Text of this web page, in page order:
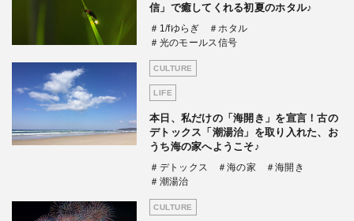
信」で癒してくれる初夏のホタル♪
＃1/fゆらぎ
＃ホタル
＃光のモールス信号
CULTURE
LIFE
本日、私だけの「海開き」を宣言！古の
デトックス「潮湯治」を取り入れた、お
うち海の家へようこそ♪
＃デトックス ＃海の家
＃海開き
＃潮湯治
CULTURE